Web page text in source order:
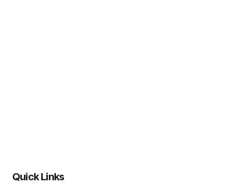
Quick Links